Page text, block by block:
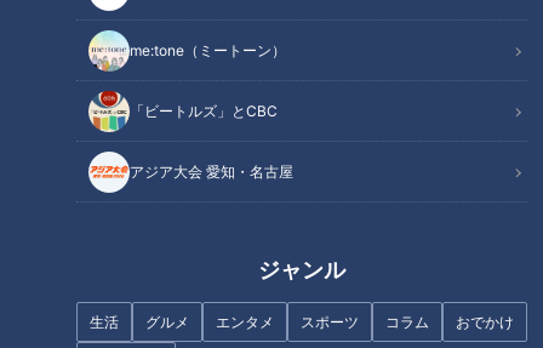
me:tone（ミートーン）
「ビートルズ」とCBC
アジア大会 愛知・名古屋
ジャンル
生活 グルメ エンタメ スポーツ コラム おでかけ
美しいダム湖でSUPに挑戦 三
重まるごと自然体験！
カフェの中にトランポリン！？